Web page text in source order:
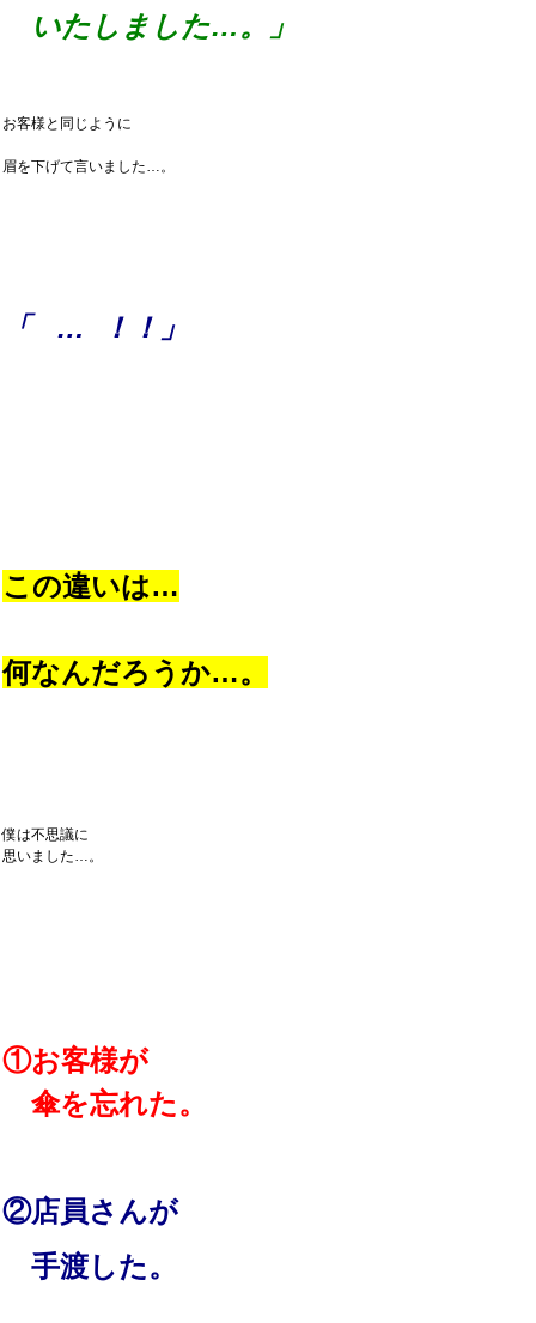
いたしました…。」
お客様と同じように
眉を下げて言いました…。
「 … ！！」
この違いは…
何なんだろうか…。
僕は不思議に
思いました…。
①お客様が
傘を忘れた。
②店員さんが
手渡した。